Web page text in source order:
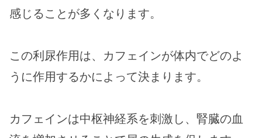
感じることが多くなります。
この利尿作用は、カフェインが体内でどのよ
うに作用するかによって決まります。
カフェインは中枢神経系を刺激し、腎臓の血